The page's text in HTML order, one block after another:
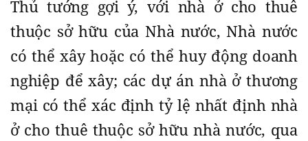
Thủ tướng gợi ý, với nhà ở cho thuê
thuộc sở hữu của Nhà nước, Nhà nước
có thể xây hoặc có thể huy động doanh
nghiệp để xây; các dự án nhà ở thương
mại có thể xác định tỷ lệ nhất định nhà
ở cho thuê thuộc sở hữu nhà nước, qua